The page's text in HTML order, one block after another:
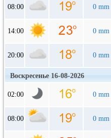
08:00 0 mm
14:00 0 mm
20:00 0 mm
Воскресенье 16-08-2026
02:00 0 mm
08:00 0 mm